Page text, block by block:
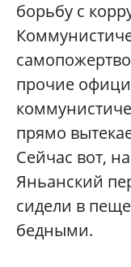
борьбу с
прочие
прямо
Сейчас вот,
Яньанский
сидели в
бедными.